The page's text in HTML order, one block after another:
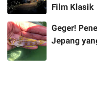
Film Klasik
Geger!
Jepang